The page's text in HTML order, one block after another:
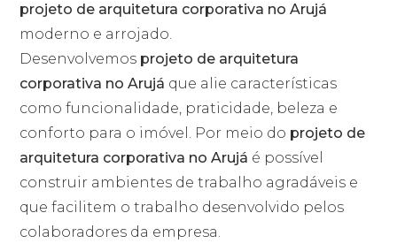
projeto de arquitetura corporativa no Arujá
moderno e arrojado.
Desenvolvemos projeto de arquitetura
corporativa no Arujá que alie características
como funcionalidade, praticidade, beleza e
conforto para o imóvel. Por meio do projeto de
arquitetura corporativa no Arujá é possível
construir ambientes de trabalho agradáveis e
que facilitem o trabalho desenvolvido pelos
colaboradores da empresa.